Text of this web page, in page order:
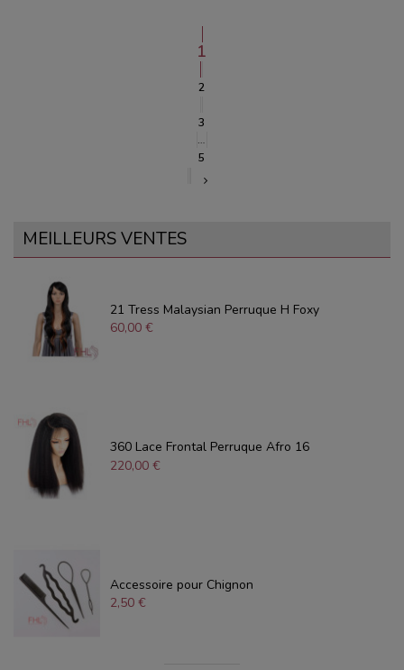
1
2
3
…
5
MEILLEURS VENTES
21 Tress Malaysian Perruque H Foxy
60,00 €
360 Lace Frontal Perruque Afro 16
220,00 €
Accessoire pour Chignon
2,50 €